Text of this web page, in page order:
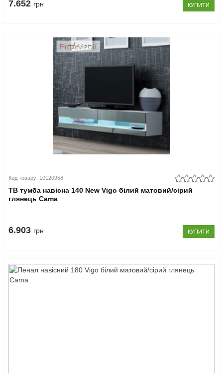
7.652 грн КУПИТИ
Код товару: 10120958
ТВ тумба навісна 140 New Vigo білий матовий/сірий
глянець Cama
6.903 грн КУПИТИ